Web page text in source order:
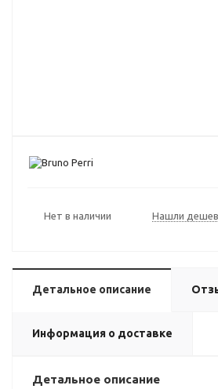
Нет в наличии Нашли
Детальное описание
Информация о доставке
Детальное описание